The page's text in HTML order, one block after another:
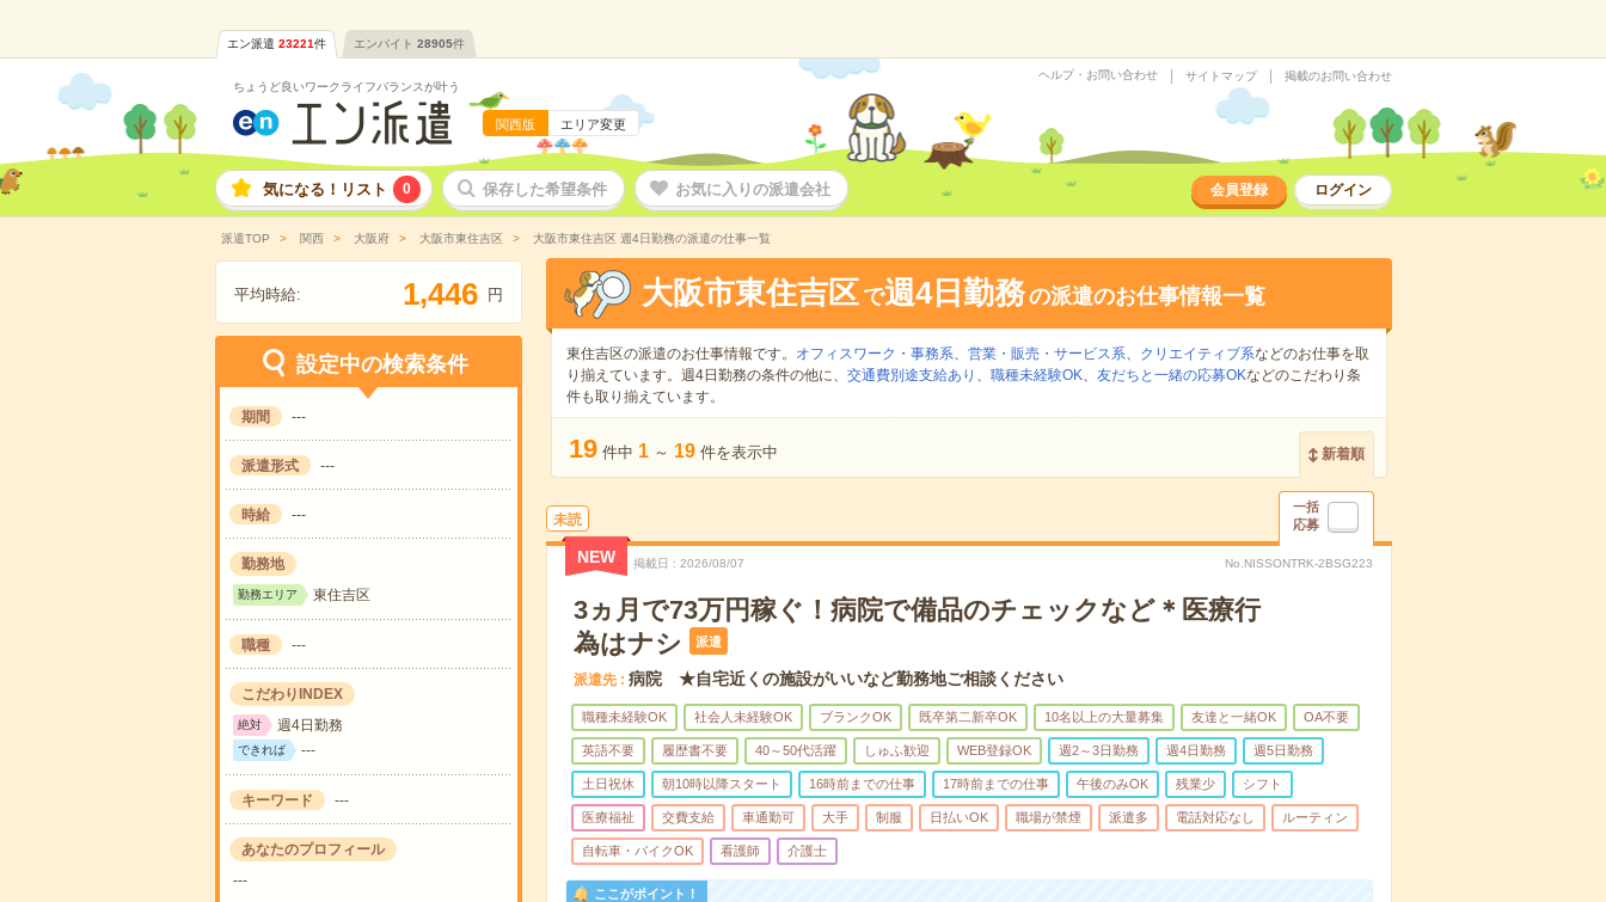
エン派遣 23221件 エンバイト 28905件
ちょうど良いワークライフバランスが叶う
関西版 エリア変更
ヘルプ・お問い合わせ サイトマップ 掲載のお問い合わせ
気になる！リスト 0 保存した希望条件 お気に入りの派遣会社 会員登録 ログイン
派遣TOP 関西 大阪府 大阪市東住吉区 大阪市東住吉区 週4日勤務の派遣の仕事一覧
平均時給: 1,446 円
設定中の検索条件
期間 ---
派遣形式 ---
時給 ---
勤務地
勤務エリア 東住吉区
職種 ---
こだわりINDEX
絶対 週4日勤務
できれば ---
キーワード ---
あなたのプロフィール
---
大阪市東住吉区 で週4日勤務の派遣のお仕事情報一覧
東住吉区の派遣のお仕事情報です。 オフィスワーク・事務系、 営業・販売・サービス系、 クリエイティブ系などのお仕事を取
り揃えています。週4日勤務の条件の他に、 交通費別途支給あり 、 職種未経験OK、 友だちと一緒の応募OKなどのこだわり条
件も取り揃えています。
19 件中 1 ～ 19 件を表示中 新着順
未読
一括
応募
NEW 掲載日 2026/08/07 No.NISSONTRK-2BSG223
3ヵ月で73万円稼ぐ！病院で備品のチェックなど＊医療行
為はナシ
派遣
派遣先 病院 ★自宅近くの施設がいいなど勤務地ご相談ください
職種未経験OK 社会人未経験OK ブランクOK 既卒第二新卒OK 10名以上の大量募集 友達と一緒OK OA不要
英語不要 履歴書不要 40～50代活躍 しゅふ歓迎 WEB登録OK 週2～3日勤務 週4日勤務 週5日勤務
土日祝休 朝10時以降スタート 16時前までの仕事 17時前までの仕事 午後のみOK 残業少 シフト
医療福祉 交費支給 車通勤可 大手 制服 日払いOK 職場が禁煙 派遣多 電話対応なし ルーティン
自転車・バイクOK 看護師 介護士
ここがポイント！